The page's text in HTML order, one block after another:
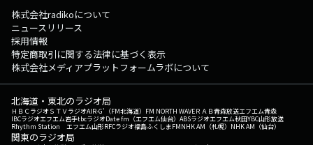
株式会社radikoについて
ニュースリリース
採用情報
特定商取引に関する法律に基づく表示
株式会社メディアプラットフォームラボについて
北海道・東北のラジオ局
ＨＢＣラジオＳＴＶラジオAIR-G'（FM北海道） FM NORTH WAVEＲＡＢ青森放送エフエム青森
IBCラジオエフエム岩手tbcラジオDate fm（エフエム仙台） ABSラジオエフエム秋田YBC山形放送
Rhythm Station エフエム山形RFCラジオ福島ふくしまFMNHK AM（札幌） NHK AM（仙台）
関東のラジオ局